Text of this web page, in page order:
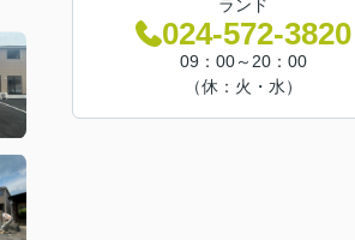
ランド
024-572-3820
09：00～20：00
（休：火・水）